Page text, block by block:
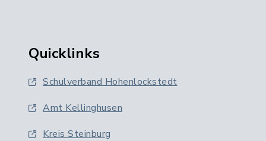
Quicklinks
Schulverband Hohenlockstedt
Amt Kellinghusen
Kreis Steinburg